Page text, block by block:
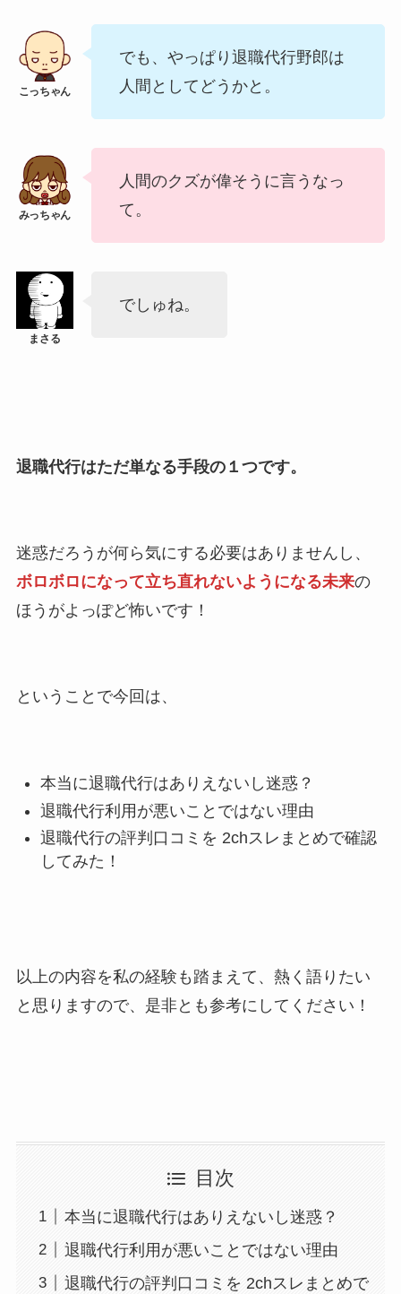
でも、やっぱり退職代行野郎は
人間としてどうかと。
人間のクズが偉そうに言うなっ
て。
でしゅね。
退職代行はただ単なる手段の１つです。
迷惑だろうが何ら気にする必要はありませんし、
ボロボロになって立ち直れないようになる未来の
ほうがよっぽど怖いです！
ということで今回は、
本当に退職代行はありえないし迷惑？
退職代行利用が悪いことではない理由
退職代行の評判口コミを 2chスレまとめで確認
してみた！
以上の内容を私の経験も踏まえて、熱く語りたい
と思りますので、是非とも参考にしてください！
目次
本当に退職代行はありえないし迷惑？
退職代行利用が悪いことではない理由
退職代行の評判口コミを 2chスレまとめで